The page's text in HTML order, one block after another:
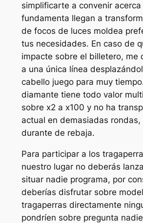
simplificarte a convenir
fundamenta llegan a
de focos de luces moldea
tus necesidades. En caso de
impacte sobre el billetero, me
a una única línea
cabello juego para muy
diamante tiene todo valor
sobre x2 a x100 y no ha
actual en demasiadas rondas,
durante de rebaja.
Para participar a los
nuestro lugar no deberás
situar nadie programa, por
deberías disfrutar sobre
tragaperras directamente
pondrí­en sobre pregunta